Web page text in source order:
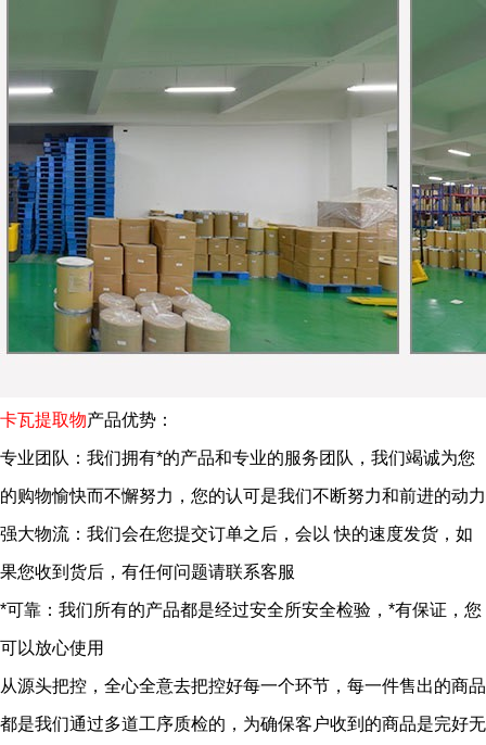
卡瓦提取物产品优势：
专业团队：我们拥有*的产品和专业的服务团队，我们竭诚为您
的购物愉快而不懈努力，您的认可是我们不断努力和前进的动力
强大物流：我们会在您提交订单之后，会以 快的速度发货，如
果您收到货后，有任何问题请联系客服
*可靠 ：我们所有的产品都是经过安全所安全检验，*有保证，您
可以放心使用
从源头把控，全心全意去把控好每一个环节，每一件售出的商品
都是我们通过多道工序质检的，为确保客户收到的商品是完好无